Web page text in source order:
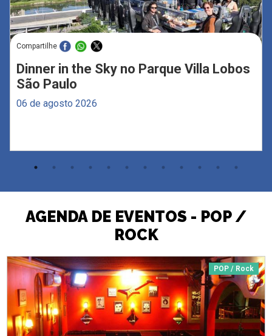
Compartilhe
Dinner in the Sky no Parque Villa Lobos
São Paulo
06 de agosto 2026
AGENDA DE EVENTOS - POP /
ROCK
POP / Rock